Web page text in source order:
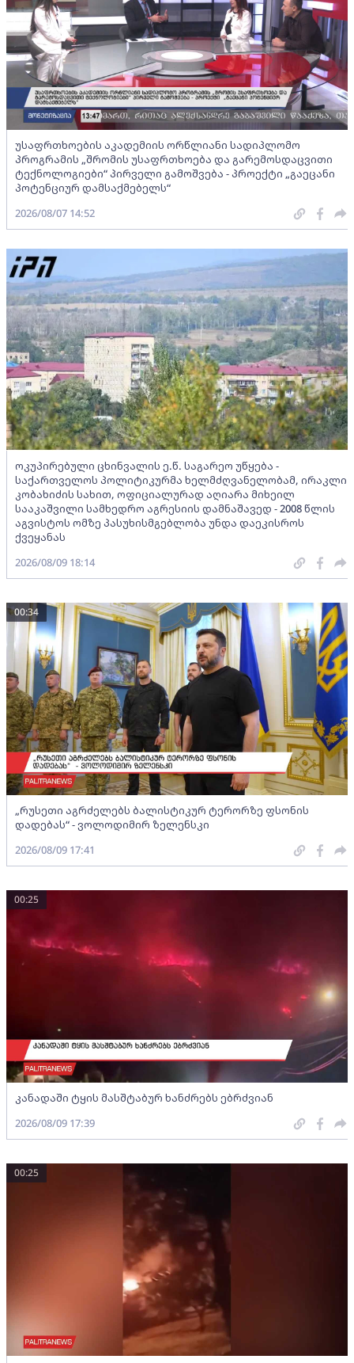
უსაფრთხოების აკადემიის ორწლიანი სადიპლომო
პროგრამის „შრომის უსაფრთხოება და გარემოსდაცვითი
ტექნოლოგიები“ პირველი გამოშვება - პროექტი „გაეცანი
პოტენციურ დამსაქმებელს“
2026/08/07 14:52
ოკუპირებული ცხინვალის ე.წ. საგარეო უწყება -
საქართველოს პოლიტიკურმა ხელმძღვანელობამ, ირაკლი
კობახიძის სახით, ოფიციალურად აღიარა მიხეილ
სააკაშვილი სამხედრო აგრესიის დამნაშავედ - 2008 წლის
აგვისტოს ომზე პასუხისმგებლობა უნდა დაეკისროს
ქვეყანას
2026/08/09 18:14
„რუსეთი აგრძელებს ბალისტიკურ ტერორზე ფსონის
დადებას“ - ვოლოდიმირ ზელენსკი
00:34
2026/08/09 17:41
კანადაში ტყის მასშტაბურ ხანძრებს ებრძვიან
00:25
2026/08/09 17:39
00:25